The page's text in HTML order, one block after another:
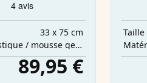
33 x 75 cm
Mousse viscoélastique / mousse gel à froid / ouate de polyester
89,95 €
Taille